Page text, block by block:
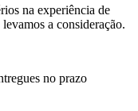
na experiência de
a consideração.
no prazo